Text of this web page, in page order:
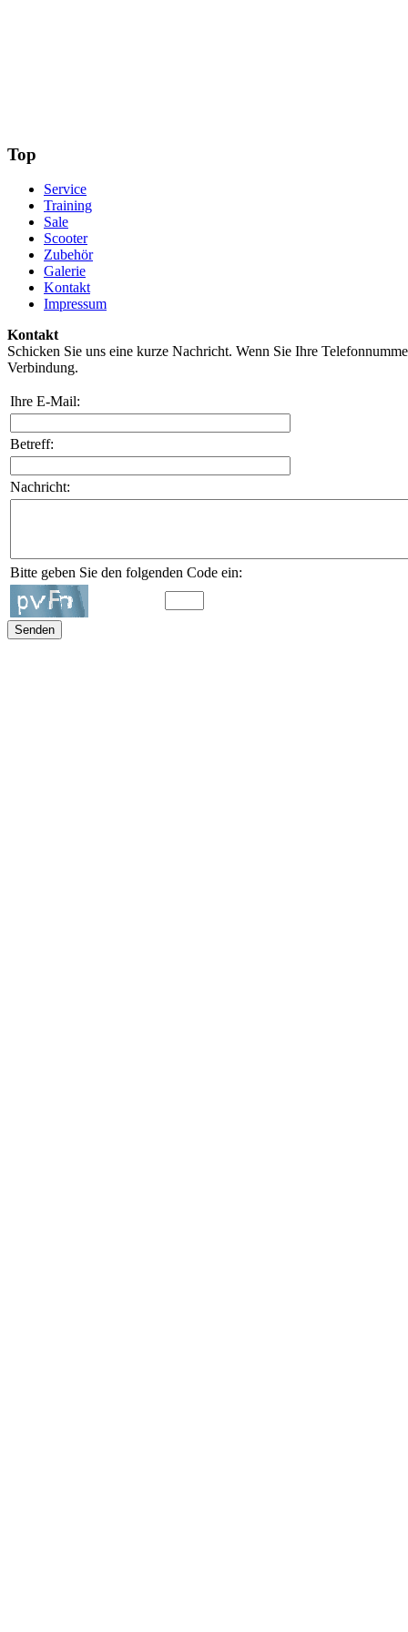
Top
Service
Training
Sale
Scooter
Zubehör
Galerie
Kontakt
Impressum
Kontakt
Schicken Sie uns eine kurze Nachricht. Wenn Sie Ihre
Verbindung.
Ihre E-Mail:
Betreff:
Nachricht:
Bitte geben Sie den folgenden Code ein: